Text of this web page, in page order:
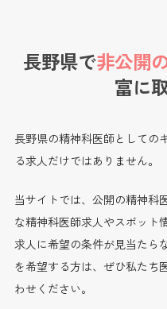
長野県で非公開
富に
長野県の精神科医師としての
る求人だけではありません。
当サイトでは、公開の精神科
な精神科医師求人やスポット
求人に希望の条件が見当たら
を希望する方は、ぜひ私たち
わせください。